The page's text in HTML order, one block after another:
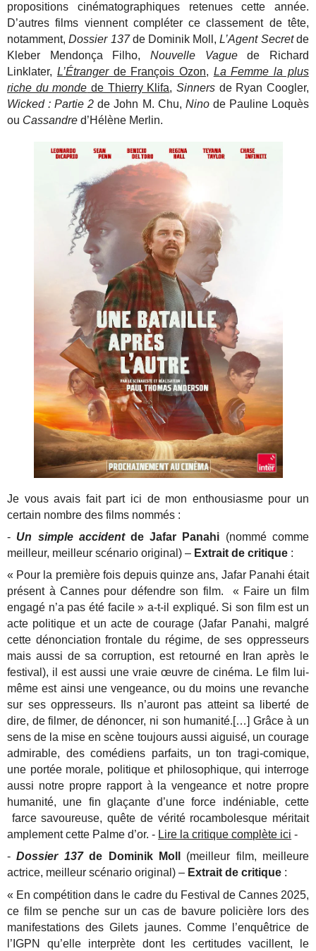
propositions cinématographiques retenues cette année.
D’autres films viennent compléter ce classement de tête,
notamment,Dossier 137de Dominik Moll,L’Agent Secretde
Kleber Mendonça Filho, Nouvelle Vaguede Richard
Linklater, L’Étrangerde François Ozon, La Femme la plus
riche du monde de Thierry Klifa, Sinners de Ryan Coogler,
Wicked : Partie 2 de John M. Chu, Ninode Pauline Loquès
ou Cassandred’Hélène Merlin.
Je vous avais fait part ici de mon enthousiasme pour un
certain nombre des films nommés :
- Un simple accidentde Jafar Panahi (nommé comme
meilleur, meilleur scénario original) – Extrait de critique :
« Pour la première fois depuis quinze ans, Jafar Panahi était
présent à Cannes pour défendre son film. « Faire un film
engagé n’a pas été facile » a-t-il expliqué. Si son film est un
acte politique et un acte de courage (Jafar Panahi, malgré
cette dénonciation frontale du régime, de ses oppresseurs
mais aussi de sa corruption, est retourné en Iran après le
festival), il est aussi une vraie œuvre de cinéma. Le film lui-
même est ainsi une vengeance, ou du moins une revanche
sur ses oppresseurs. Ils n’auront pas atteint sa liberté de
dire, de filmer, de dénoncer, ni son humanité.[…] Grâce à un
sens de la mise en scène toujours aussi aiguisé, un courage
admirable, des comédiens parfaits, un ton tragi-comique,
une portée morale, politique et philosophique, qui interroge
aussi notre propre rapport à la vengeance et notre propre
humanité, une fin glaçante d’une force indéniable, cette
farce savoureuse, quête de vérité rocambolesque méritait
amplement cette Palme d’or. - Lire la critique complète ici -
-Dossier 137de Dominik Moll
(meilleur film, meilleure
actrice, meilleur scénario original) – Extrait de critique :
« En compétition dans le cadre du Festival de Cannes 2025,
ce film se penche sur un cas de bavure policière lors des
manifestations des Gilets jaunes. Comme l’enquêtrice de
l’IGPN qu’elle interprète dont les certitudes vacillent, le